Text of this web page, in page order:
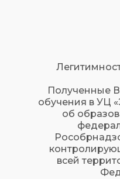
Полученные
обучения в УЦ
об
всей